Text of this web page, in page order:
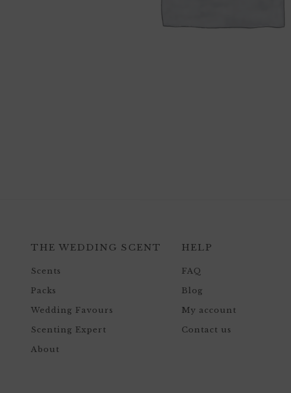
THE WEDDING SCENT
Scents
Packs
Wedding Favours
Scenting Expert
About
HELP
FAQ
Blog
My account
Contact us